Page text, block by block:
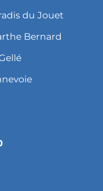
du Jouet
Bernard